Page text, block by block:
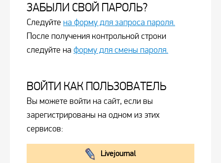
ЗАБЫЛИ СВОЙ ПАРОЛЬ?
Следуйте на форму для запроса пароля.
После получения контрольной строки
следуйте на форму для смены пароля.
ВОЙТИ КАК ПОЛЬЗОВАТЕЛЬ
Вы можете войти на сайт, если вы
зарегистрированы на одном из этих
сервисов:
Livejournal